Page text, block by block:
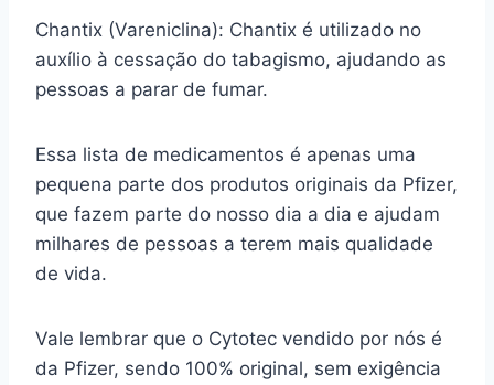
Chantix (Vareniclina): Chantix é utilizado no
auxílio à cessação do tabagismo, ajudando as
pessoas a parar de fumar.
Essa lista de medicamentos é apenas uma
pequena parte dos produtos originais da Pfizer,
que fazem parte do nosso dia a dia e ajudam
milhares de pessoas a terem mais qualidade
de vida.
Vale lembrar que o Cytotec vendido por nós é
da Pfizer, sendo 100% original, sem exigência